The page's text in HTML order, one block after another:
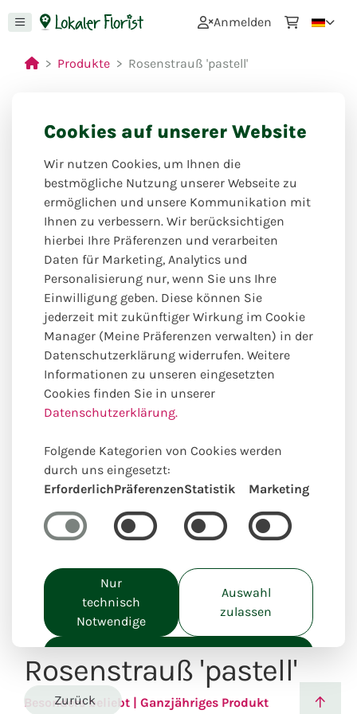
Anmelden
Produkte Rosenstrauß 'pastell'
Rosenstrauß 'pastell'
Besonders beliebt | Ganzjähriges Produkt
Zurück
Cookies auf unserer Website
Wir nutzen Cookies, um Ihnen die
bestmögliche Nutzung unserer Webseite zu
ermöglichen und unsere Kommunikation mit
Ihnen zu verbessern. Wir berücksichtigen
hierbei Ihre Präferenzen und verarbeiten
Daten für Marketing, Analytics und
Personalisierung nur, wenn Sie uns Ihre
Einwilligung geben. Diese können Sie
jederzeit mit zukünftiger Wirkung im Cookie
Manager (Meine Präferenzen verwalten) in der
Datenschutzerklärung widerrufen. Weitere
Informationen zu unseren eingesetzten
Cookies finden Sie in unserer
Datenschutzerklärung.
Folgende Kategorien von Cookies werden
durch uns eingesetzt:
ErforderlichPräferenzenStatistik Marketing
Nur
technisch
Notwendige
Auswahl
zulassen
Alle akzeptieren